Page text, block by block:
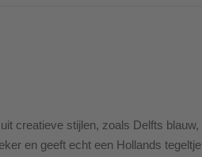
creatieve stijlen, zoals Delfts blauw,
en geeft echt een Hollands tegeltje